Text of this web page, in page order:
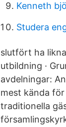
Kenneth
Studera
slutfört ha
utbildning ·
avdelningar:
mest kända
traditionella